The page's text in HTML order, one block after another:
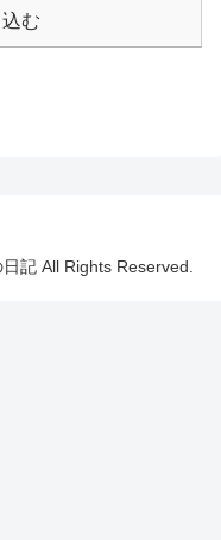
む
記 All Rights Reserved.